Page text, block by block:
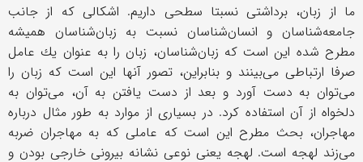
ما از زبان، برداشتی نسبتا سطحی داریم. اشكالی كه از جانب
جامعه‌شناسان و انسان‌شناسان نسبت به زبان‌شناسان همیشه
مطرح شده این است كه زبان‌شناسان، زبان را به عنوان یك عامل
صرفا ارتباطی می‌بینند و بنابراین، تصور آنها این است كه زبان را
می‌توان به دست آورد و بعد از دست یافتن به آن، می‌توان به
دلخواه از آن استفاده كرد. در بسیاری از موارد به طور مثال درباره
مهاجران، بحث مطرح این است كه عاملی كه به مهاجران ضربه
می‌زند لهجه است. لهجه یعنی نوعی نشانه بیرونی خارجی بودن و